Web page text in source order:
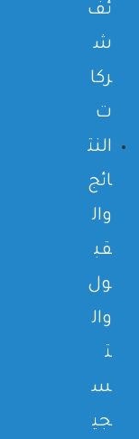
ئف
ش
ركا
ت
النت
ائج
وال
قب
ول
وال
ت
س
جي